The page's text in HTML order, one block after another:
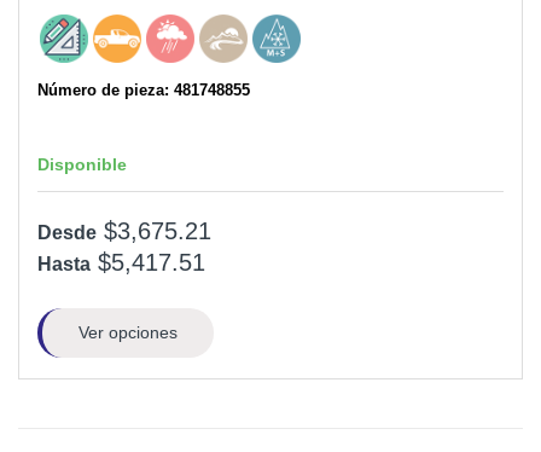
Número de pieza: 481748855
Disponible
Desde $3,675.21
Hasta $5,417.51
Ver opciones